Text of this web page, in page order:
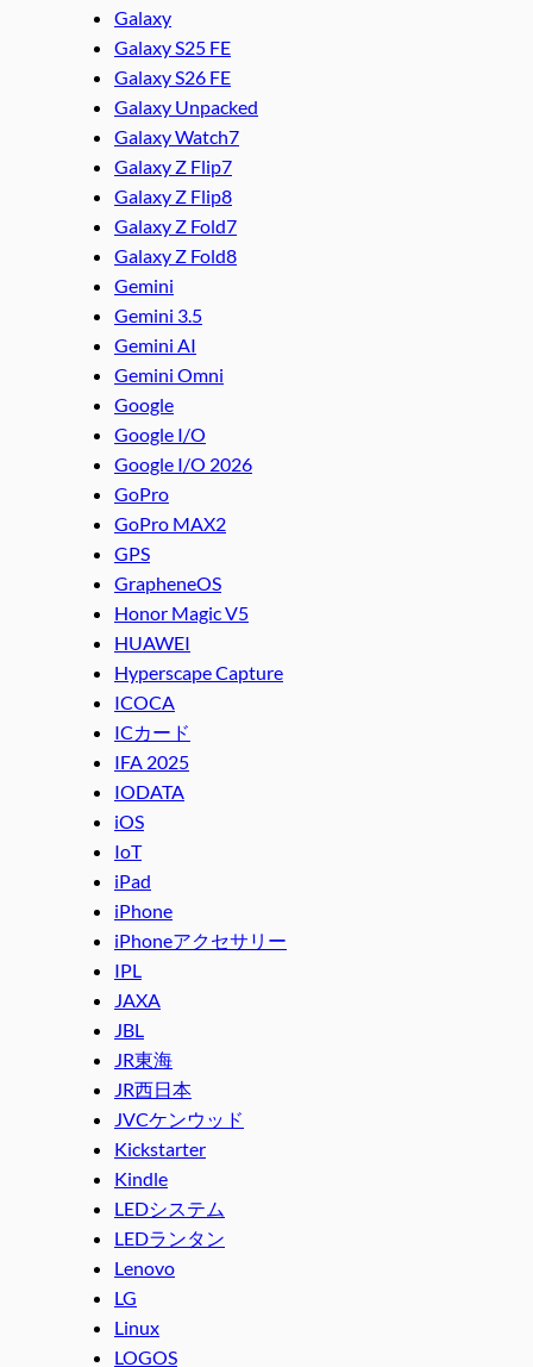
Galaxy
Galaxy S25 FE
Galaxy S26 FE
Galaxy Unpacked
Galaxy Watch7
Galaxy Z Flip7
Galaxy Z Flip8
Galaxy Z Fold7
Galaxy Z Fold8
Gemini
Gemini 3.5
Gemini AI
Gemini Omni
Google
Google I/O
Google I/O 2026
GoPro
GoPro MAX2
GPS
GrapheneOS
Honor Magic V5
HUAWEI
Hyperscape Capture
ICOCA
ICカード
IFA 2025
IODATA
iOS
IoT
iPad
iPhone
iPhoneアクセサリー
IPL
JAXA
JBL
JR東海
JR西日本
JVCケンウッド
Kickstarter
Kindle
LEDシステム
LEDランタン
Lenovo
LG
Linux
LOGOS